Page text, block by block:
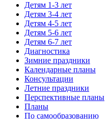
Детям 1-3 лет
Детям 3-4 лет
Детям 4-5 лет
Детям 5-6 лет
Детям 6-7 лет
Диагностика
Зимние праздники
Календарные планы
Консультации
Летние праздники
Перспективные планы
Планы
По самообразованию